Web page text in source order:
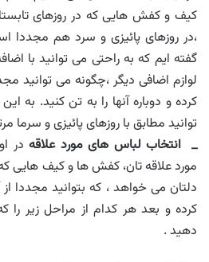
کیف و کفش هایی که در روزهای
،در روزهای پائیزی و سرد هم مجددا
گفته ایم که به راحتی می توانید با
لوازم اضافی دیگر ،چگونه می توانید
کرده و دوباره آنها را به تن کنید. به
توانید مطابق با روزهای پائیزی و سرما
_ انتخاب لباس های مورد علاقه در
مورد علاقه تان، کفش ها و کیف هایی
دلتان می خواهد ، که بتوانید مجددا از
کرده و بعد هر کدام از مراحل زیر را
دهید .